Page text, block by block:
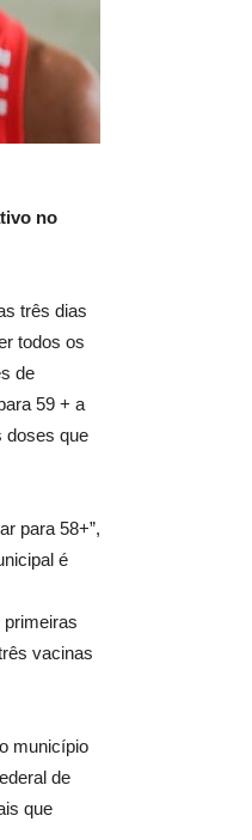
no
três dias
todos os
de
59 + a
doses que
para 58+”,
é
vacinas
município
de
que